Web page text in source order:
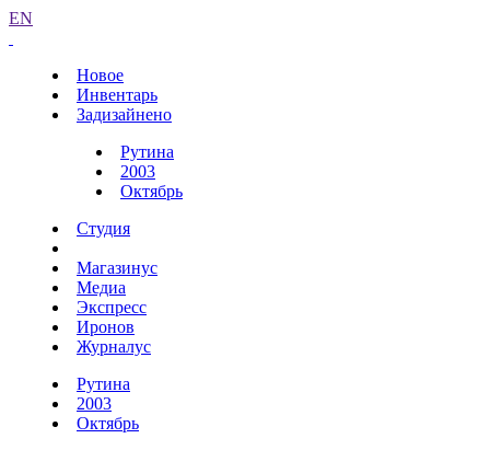
EN
Новое
Инвентарь
Задизайнено
Рутина
2003
Октябрь
Студия
Магазинус
Медиа
Экспресс
Иронов
Журналус
Рутина
2003
Октябрь